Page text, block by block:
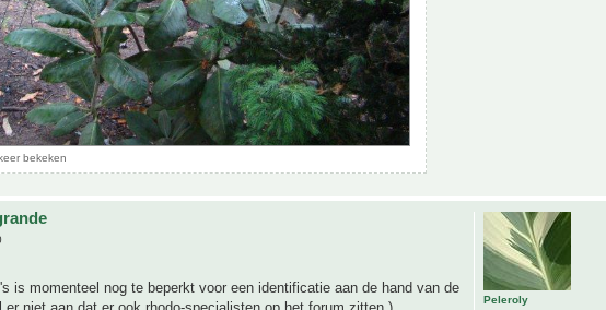
bekeken
is momenteel nog te beperkt voor een identificatie aan de hand van de
Peleroly